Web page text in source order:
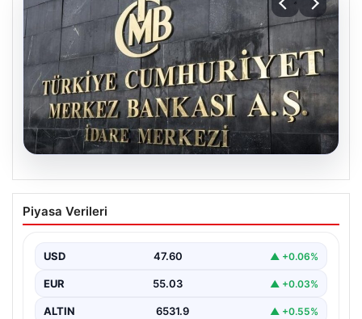
05.08.2026
Merkez Bankası faiz kararı ne zaman?
Ekonomistlerin nisan ayı faiz beklentisi
Piyasa Verileri
USD 47.60 ▲ +0.06%
EUR 55.03 ▲ +0.03%
ALTIN 6531.9 ▲ +0.55%